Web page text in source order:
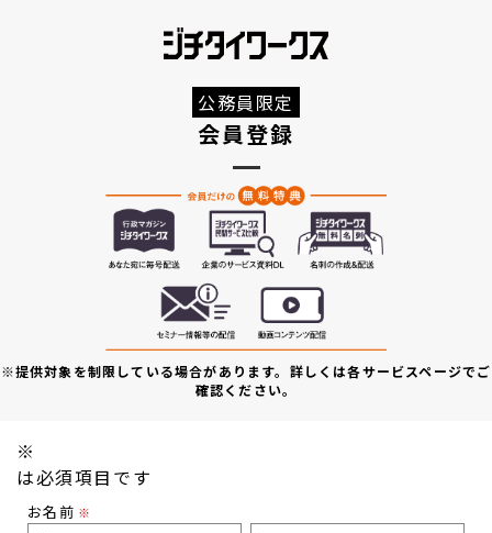
公務員限定
会員登録
※提供対象を制限している場合があります。詳しくは各サービスページでご
確認ください。
※
は必須項目です
お名前 ※